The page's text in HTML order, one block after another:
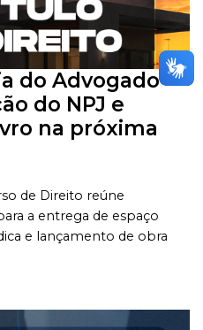
do Advogado
do NPJ e
na próxima
de Direito reúne
a entrega de espaço
e lançamento de obra